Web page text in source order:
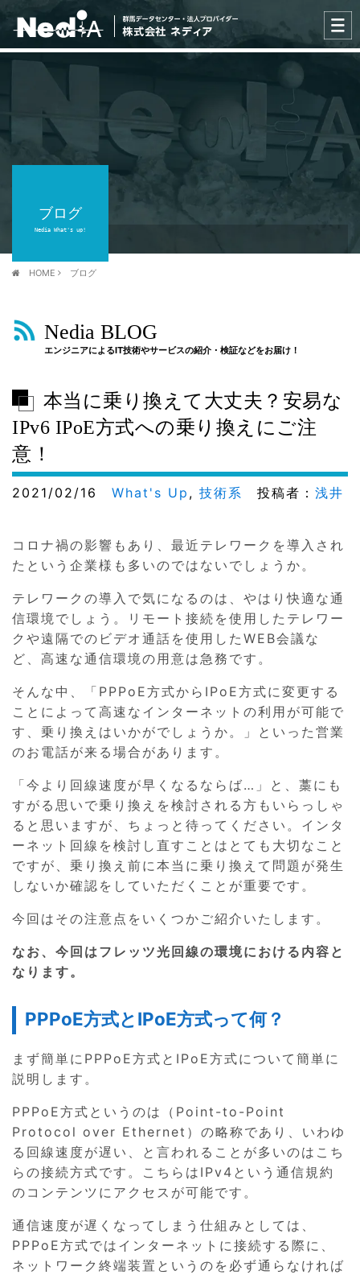
ブログ
Nedia What's up!
HOME ブログ
Nedia BLOG
エンジニアによるIT技術やサービスの紹介・検証などをお届け！
本当に乗り換えて大丈夫？安易な
IPv6 IPoE方式への乗り換えにご注
意！
2021/02/16 What's Up , 技術系 投稿者： 浅井
コロナ禍の影響もあり、最近テレワークを導入され
たという企業様も多いのではないでしょうか。
テレワークの導入で気になるのは、やはり快適な通
信環境でしょう。リモート接続を使用したテレワー
クや遠隔でのビデオ通話を使用したWEB会議な
ど、高速な通信環境の用意は急務です。
そんな中、「PPPoE方式からIPoE方式に変更する
ことによって高速なインターネットの利用が可能で
す、乗り換えはいかがでしょうか。」といった営業
のお電話が来る場合があります。
「今より回線速度が早くなるならば…」と、藁にも
すがる思いで乗り換えを検討される方もいらっしゃ
ると思いますが、ちょっと待ってください。インタ
ーネット回線を検討し直すことはとても大切なこと
ですが、乗り換え前に本当に乗り換えて問題が発生
しないか確認をしていただくことが重要です。
今回はその注意点をいくつかご紹介いたします。
なお、今回はフレッツ光回線の環境における内容と
なります。
PPPoE方式とIPoE方式って何？
まず簡単にPPPoE方式とIPoE方式について簡単に
説明します。
PPPoE方式というのは（Point-to-Point
Protocol over Ethernet）の略称であり、いわゆ
る回線速度が遅い、と言われることが多いのはこち
らの接続方式です。こちらはIPv4という通信規約
のコンテンツにアクセスが可能です。
通信速度が遅くなってしまう仕組みとしては、
PPPoE方式ではインターネットに接続する際に、
ネットワーク終端装置というのを必ず通らなければ